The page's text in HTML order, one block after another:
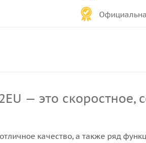
качество, а также ряд